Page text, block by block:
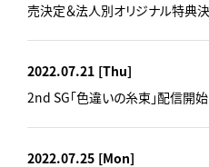
売決定＆法人別オリジナル特典決
2022.07.21 [Thu]
2nd SG「色違いの糸束」配信開
2022.07.25 [Mon]